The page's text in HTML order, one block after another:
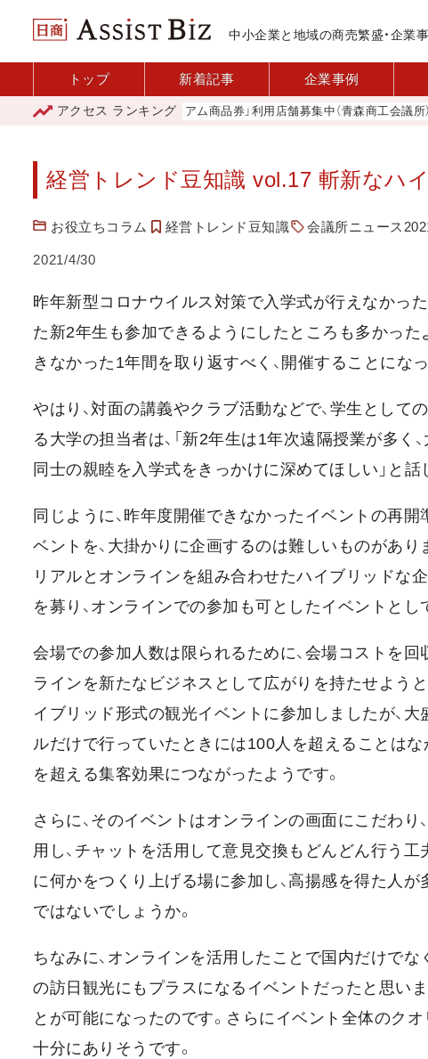
中小企業と地域の商売繁盛・企業事
トップ 新着記事 企業事例
アクセス ランキング
「青森市プレミアム商品券」利用店舗募集中（青森商工会議所）
経営トレンド豆知識 vol.17 斬新なハ
お役立ちコラム 経営トレンド豆知識 会議所ニュース
2021/4/30
昨年新型コロナウイルス対策で入学式が行えなかっ
た新2年生も参加できるようにしたところも多かっ
きなかった1年間を取り返すべく、開催することにな
やはり、対面の講義やクラブ活動などで、学生とし
る大学の担当者は、「新2年生は1年次遠隔授業が多
同士の親睦を入学式をきっかけに深めてほしい」と話
同じように、昨年度開催できなかったイベントの再
ベントを、大掛かりに企画するのは難しいものがあり
リアルとオンラインを組み合わせたハイブリッドな
を募り、オンラインでの参加も可としたイベントとし
会場での参加人数は限られるために、会場コストを
ラインを新たなビジネスとして広がりを持たせよう
イブリッド形式の観光イベントに参加しましたが、
ルだけで行っていたときには100人を超えることはな
を超える集客効果につながったようです。
さらに、そのイベントはオンラインの画面にこだわり
用し、チャットを活用して意見交換もどんどん行う
に何かをつくり上げる場に参加し、高揚感を得た人
ではないでしょうか。
ちなみに、オンラインを活用したことで国内だけで
の訪日観光にもプラスになるイベントだったと思い
とが可能になったのです。さらにイベント全体のク
十分にありそうです。